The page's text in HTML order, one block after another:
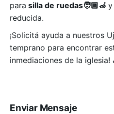
para silla de ruedas🧑🏼‍🦽 y
reducida.
¡Solicitá ayuda a nuestros
temprano para encontrar
inmediaciones de la iglesia!
Enviar Mensaje